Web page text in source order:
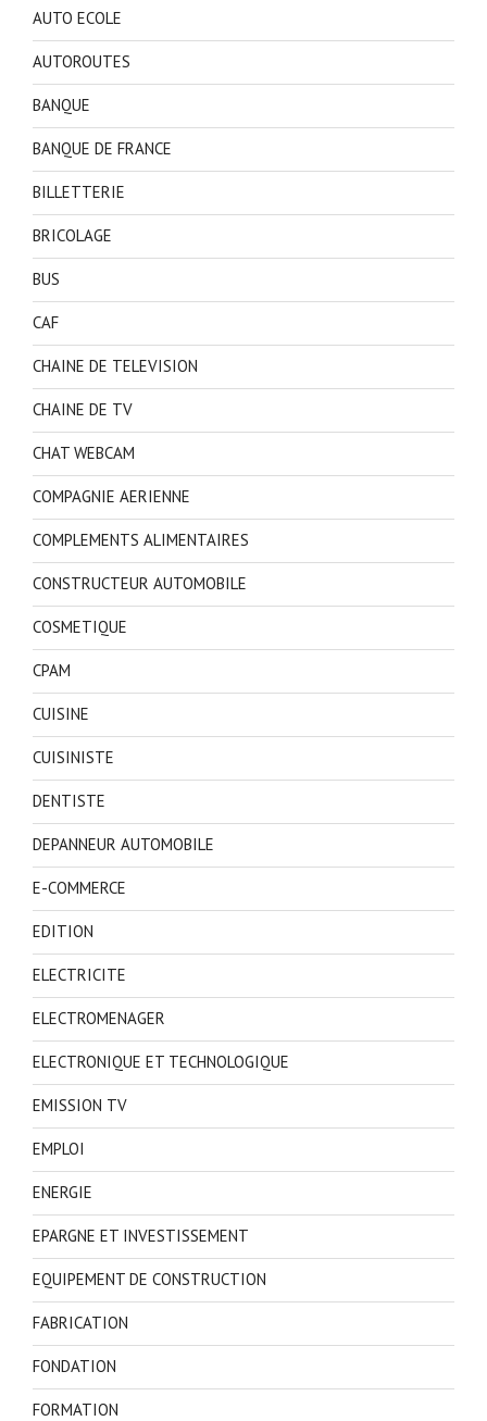
AUTO ECOLE
AUTOROUTES
BANQUE
BANQUE DE FRANCE
BILLETTERIE
BRICOLAGE
BUS
CAF
CHAINE DE TELEVISION
CHAINE DE TV
CHAT WEBCAM
COMPAGNIE AERIENNE
COMPLEMENTS ALIMENTAIRES
CONSTRUCTEUR AUTOMOBILE
COSMETIQUE
CPAM
CUISINE
CUISINISTE
DENTISTE
DEPANNEUR AUTOMOBILE
E-COMMERCE
EDITION
ELECTRICITE
ELECTROMENAGER
ELECTRONIQUE ET TECHNOLOGIQUE
EMISSION TV
EMPLOI
ENERGIE
EPARGNE ET INVESTISSEMENT
EQUIPEMENT DE CONSTRUCTION
FABRICATION
FONDATION
FORMATION